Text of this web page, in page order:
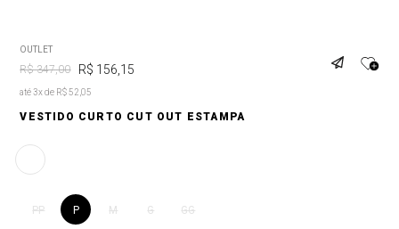
OUTLET
R$ 347,00 R$ 156 15
até 3x de R$ 52,05
VESTIDO CURTO CUT OUT ESTAMPA
PP P M G GG